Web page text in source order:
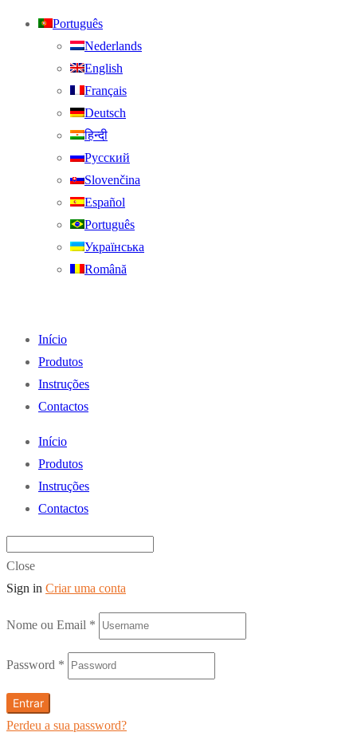
Português
Nederlands
English
Français
Deutsch
हिन्दी
Русский
Slovenčina
Español
Português
Українська
Română
Início
Produtos
Instruções
Contactos
Início
Produtos
Instruções
Contactos
Close
Sign in Criar uma conta
Nome ou Email *
Password *
Entrar
Perdeu a sua password?